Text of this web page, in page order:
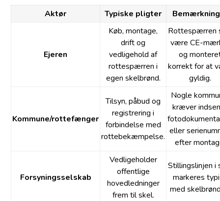
Aktør Typiske pligter
Ejeren
Køb, montage,
drift og
vedligehold af
rottespærren i
egen skelbrønd.
Rottespærren
være CE-
og
korrekt for at
gyldig.
Kommune/rottefænger
Tilsyn, påbud og
registrering i
forbindelse med
rottebekæmpelse.
Nogle
kræver
eller
efter
Forsyningsselskab
Vedligeholder
offentlige
hovedledninger
frem til skel.
Stillingslinjen i
markeres
med